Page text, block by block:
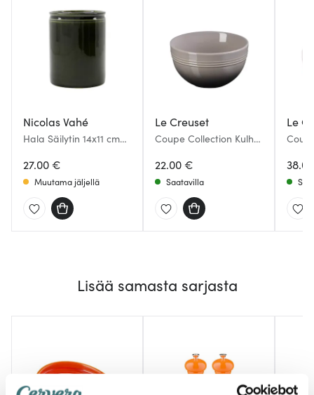
Nicolas Vahé
Hala Säilytin 14x11 cm
27.00 €
Muutama jäljellä
Le Creuset
Coupe Collection Kulho
22.00 €
Saatavilla
Le
Shell
Lisää samasta sarjasta